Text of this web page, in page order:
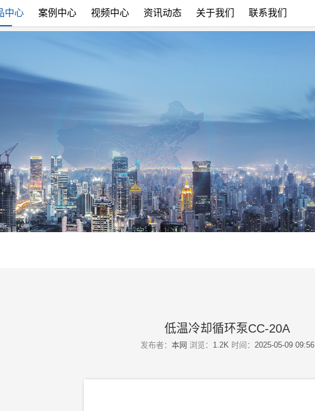
中心 案例中心 视频中心 资讯动态 关于我们 联系我们
低温冷却循环泵CC-20A
发布者： 本网 浏览： 1.2K 时间： 2025-05-09 09:56